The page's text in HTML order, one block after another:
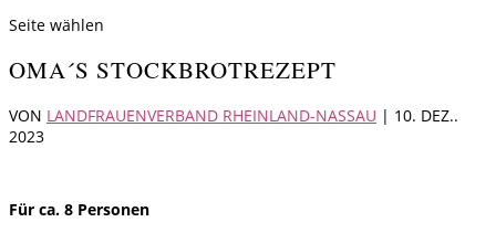
Seite wählen
OMA´S STOCKBROTREZEPT
VON LANDFRAUENVERBAND RHEINLAND-NASSAU | 10. DEZ..
2023
Für ca. 8 Personen